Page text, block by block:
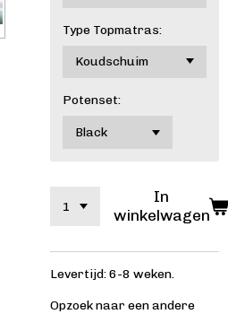
Type Topmatras:
Potenset:
In
winkelwagen
Levertijd: 6-8 weken.
Opzoek naar een andere